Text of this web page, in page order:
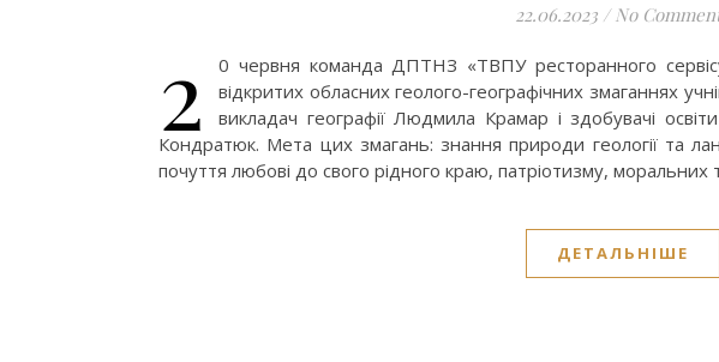
22.06.2023 / No
2
0 червня команда ДПТНЗ «ТВПУ ресторанного
відкритих обласних геолого-географічних змаганнях
викладач географії Людмила Крамар і здобувачі
Кондратюк. Мета цих змагань: знання природи геології та
почуття любові до свого рідного краю, патріотизму, моральних
ДЕТАЛЬНІШЕ